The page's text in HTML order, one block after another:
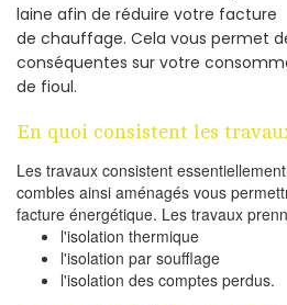
laine afin de réduire votre facture
de chauffage. Cela vous permet
conséquentes sur votre
de fioul.
En quoi consistent les
Les travaux consistent
combles ainsi aménagés vous
facture énergétique. Les travaux
l'isolation thermique
l'isolation par soufflage
l'isolation des comptes perdus.